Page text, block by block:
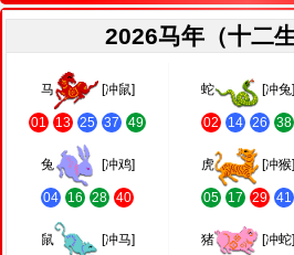
2026马年（十二
马 [冲鼠]
01 13 25 37 49
蛇 [冲兔]
02 14 26 38
兔 [冲鸡]
04 16 28 40
虎 [冲猴]
05 17 29 41
鼠 [冲马] 猪 [冲蛇]